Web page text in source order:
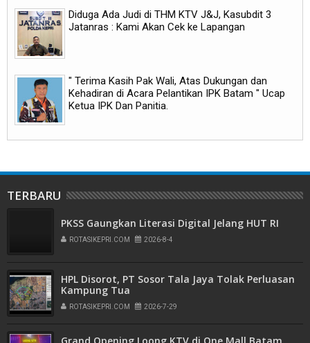
Diduga Ada Judi di THM KTV J&J, Kasubdit 3
Jatanras : Kami Akan Cek ke Lapangan
" Terima Kasih Pak Wali, Atas Dukungan dan
Kehadiran di Acara Pelantikan IPK Batam " Ucap
Ketua IPK Dan Panitia.
TERBARU
PKSS Gaungkan Literasi Digital Jelang HUT RI
ROTASIKEPRI.COM 2026-8-4
HPL Disorot, PT Sosor Tala Jaya Tolak Perluasan
Kampung Tua
ROTASIKEPRI.COM 2026-7-29